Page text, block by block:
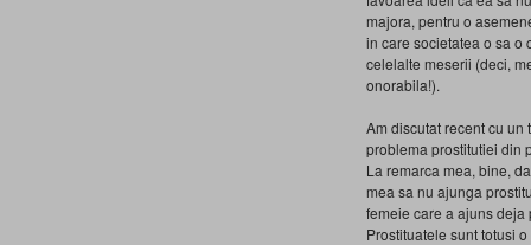
majora, pentru o
in care societatea o sa o
celelalte meserii (deci,
onorabila!).
Am discutat recent cu
problema prostitutiei din
La remarca mea, bine,
mea sa nu ajunga
femeie care a ajuns deja
Prostituatele sunt totusi